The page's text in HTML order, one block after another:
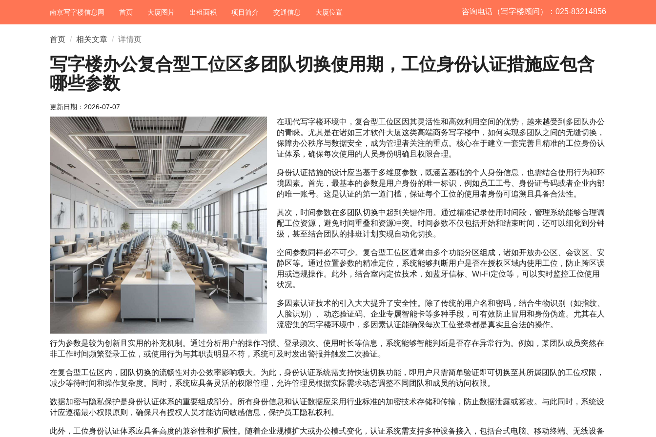
南京写字楼信息网 首页 大厦图片 出租面积 项目简介 交通信息 大厦位置 咨询电话（写字楼顾问）：025-83214856
首页 相关文章 详情页
写字楼办公复合型工位区多团队切换使用期，工位身份认证措施应包含
哪些参数
更新日期： 2026-07-07
在现代写字楼环境中，复合型工位区因其灵活性和高效利用空间的优势，越来越受到多团队办公
的青睐。尤其是在诸如三才软件大厦这类高端商务写字楼中，如何实现多团队之间的无缝切换，
保障办公秩序与数据安全，成为管理者关注的重点。核心在于建立一套完善且精准的工位身份认
证体系，确保每次使用的人员身份明确且权限合理。
身份认证措施的设计应当基于多维度参数，既涵盖基础的个人身份信息，也需结合使用行为和环
境因素。首先，最基本的参数是用户身份的唯一标识，例如员工工号、身份证号码或者企业内部
的唯一账号。这是认证的第一道门槛，保证每个工位的使用者身份可追溯且具备合法性。
其次，时间参数在多团队切换中起到关键作用。通过精准记录使用时间段，管理系统能够合理调
配工位资源，避免时间重叠和资源冲突。时间参数不仅包括开始和结束时间，还可以细化到分钟
级，甚至结合团队的排班计划实现自动化切换。
空间参数同样必不可少。复合型工位区通常由多个功能分区组成，诸如开放办公区、会议区、安
静区等。通过位置参数的精准定位，系统能够判断用户是否在授权区域内使用工位，防止跨区误
用或违规操作。此外，结合室内定位技术，如蓝牙信标、Wi-Fi定位等，可以实时监控工位使用
状况。
多因素认证技术的引入大大提升了安全性。除了传统的用户名和密码，结合生物识别（如指纹、
人脸识别）、动态验证码、企业专属智能卡等多种手段，可有效防止冒用和身份伪造。尤其在人
流密集的写字楼环境中，多因素认证能确保每次工位登录都是真实且合法的操作。
行为参数是较为创新且实用的补充机制。通过分析用户的操作习惯、登录频次、使用时长等信息，系统能够智能判断是否存在异常行为。例如，某团队成员突然在
非工作时间频繁登录工位，或使用行为与其职责明显不符，系统可及时发出警报并触发二次验证。
在复合型工位区内，团队切换的流畅性对办公效率影响极大。为此，身份认证系统需支持快速切换功能，即用户只需简单验证即可切换至其所属团队的工位权限，
减少等待时间和操作复杂度。同时，系统应具备灵活的权限管理，允许管理员根据实际需求动态调整不同团队和成员的访问权限。
数据加密与隐私保护是身份认证体系的重要组成部分。所有身份信息和认证数据应采用行业标准的加密技术存储和传输，防止数据泄露或篡改。与此同时，系统设
计应遵循最小权限原则，确保只有授权人员才能访问敏感信息，保护员工隐私权利。
此外，工位身份认证体系应具备高度的兼容性和扩展性。随着企业规模扩大或办公模式变化，认证系统需支持多种设备接入，包括台式电脑、移动终端、无线设备